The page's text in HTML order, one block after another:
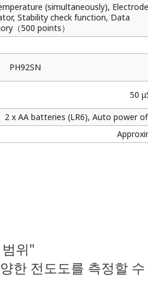
(simultaneously), Electrode
Stability check function, Data
（500 points）
PH92SN
50
2 x AA batteries (LR6), Auto power
위"
한 전도도를 측정할